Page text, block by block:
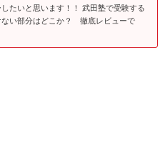
たいと思います！！ 武田塾で受験する
い部分はどこか？ 徹底レビューで